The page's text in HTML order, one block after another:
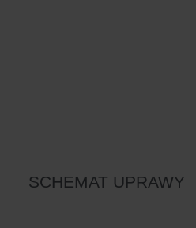
SCHEMAT UPRAWY